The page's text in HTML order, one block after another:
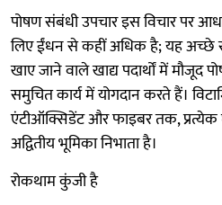
पोषण संबंधी उपचार इस विचार पर
लिए ईंधन से कहीं अधिक है; यह अच्छे
खाए जाने वाले खाद्य पदार्थों में मौजूद
समुचित कार्य में योगदान करते हैं।
एंटीऑक्सिडेंट और फाइबर तक,
अद्वितीय भूमिका निभाता है।
रोकथाम कुंजी है